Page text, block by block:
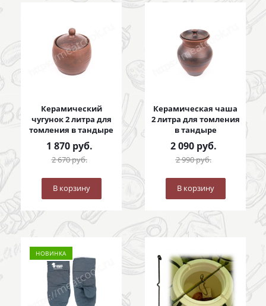
Керамический
чугунок 2 литра для
томления в тандыре
1 870руб.
2 670руб.
В корзину
Керамическая чаша
2 литра для томления
в тандыре
2 090руб.
2 990руб.
В корзину
НОВИНКА